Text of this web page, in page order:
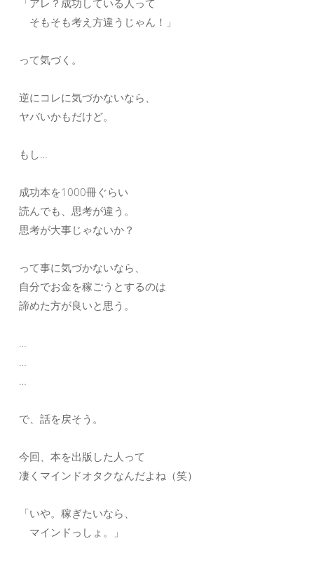
「アレ？成功している人って
そもそも考え方違うじゃん！」
って気づく。
逆にコレに気づかないなら、
ヤバいかもだけど。
もし…
成功本を1000冊ぐらい
読んでも、思考が違う。
思考が大事じゃないか？
って事に気づかないなら、
自分でお金を稼ごうとするのは
諦めた方が良いと思う。
…
…
…
で、話を戻そう。
今回、本を出版した人って
凄くマインドオタクなんだよね（笑）
「いや。稼ぎたいなら、
マインドっしょ。」